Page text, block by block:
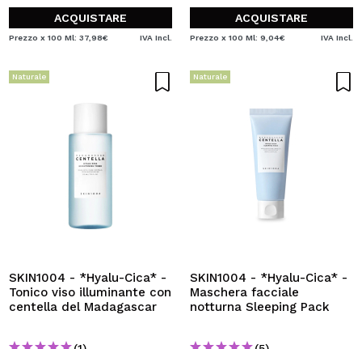
ACQUISTARE
Prezzo x 100 Ml: 37,98€ IVA Incl.
ACQUISTARE
Prezzo x 100 Ml: 9,04€ IVA Incl.
Naturale
SKIN1004 - *Hyalu-Cica* -
Tonico viso illuminante con
centella del Madagascar
Naturale
SKIN1004 - *Hyalu-Cica* -
Maschera facciale
notturna Sleeping Pack